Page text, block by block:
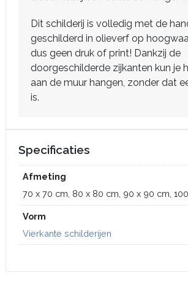
Dit schilderij is volledig met de
geschilderd in olieverf op
dus geen druk of print! Dankzij de
doorgeschilderde zijkanten kun je
aan de muur hangen, zonder dat
is.
Specificaties
Afmeting
70 x 70 cm, 80 x 80 cm, 90 x 90 cm,
Vorm
Vierkante schilderijen